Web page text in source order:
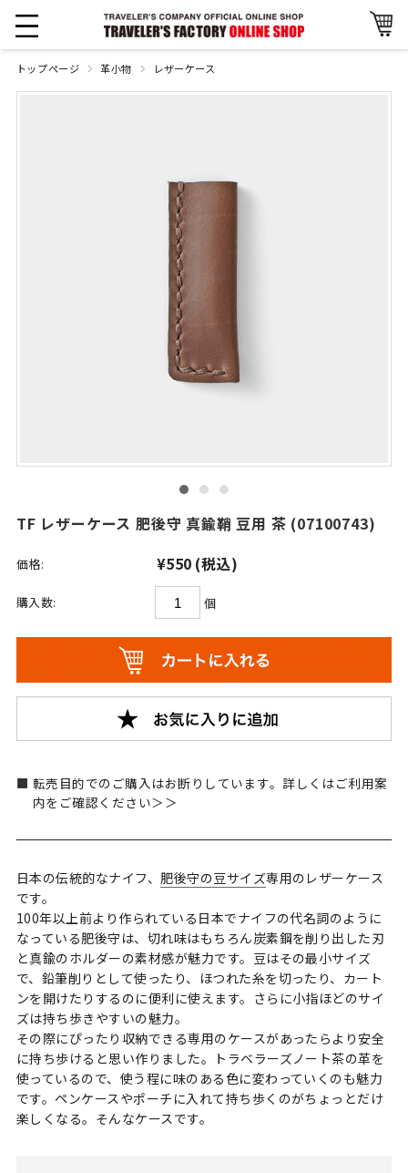
トップページ 革小物 レザーケース
TF レザーケース 肥後守 真鍮鞘 豆用 茶 (07100743)
価格: ¥550 (税込)
購入数: 個
転売目的でのご購入はお断りしています。詳しくはご利用案
内をご確認ください＞＞
日本の伝統的なナイフ、 肥後守の豆サイズ専用のレザーケース
です。
100年以上前より作られている日本でナイフの代名詞のように
なっている肥後守は、切れ味はもちろん炭素鋼を削り出した刃
と真鍮のホルダーの素材感が魅力です。豆はその最小サイズ
で、鉛筆削りとして使ったり、ほつれた糸を切ったり、カート
ンを開けたりするのに便利に使えます。さらに小指ほどのサイ
ズは持ち歩きやすいの魅力。
その際にぴったり収納できる専用のケースがあったらより安全
に持ち歩けると思い作りました。トラベラーズノート茶の革を
使っているので、使う程に味のある色に変わっていくのも魅力
です。ペンケースやポーチに入れて持ち歩くのがちょっとだけ
楽しくなる。そんなケースです。